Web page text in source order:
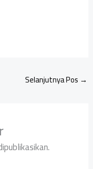
Selanjutnya Pos →